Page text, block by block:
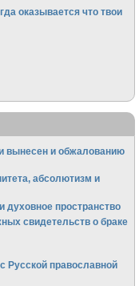
оказывается что твои
вынесен и обжалованию
абсолютизм и
духовное пространство
свидетельств о браке
Русской православной